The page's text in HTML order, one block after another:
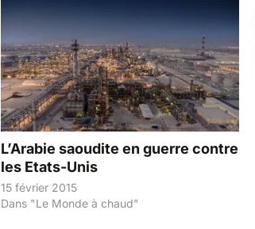
L’Arabie saoudite en guerre contre
les Etats-Unis
15 février 2015
Dans "Le Monde à chaud"